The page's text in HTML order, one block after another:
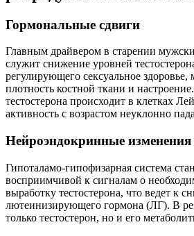
Гормональные сдвиги
Главным драйвером в старении
служит снижение уровней
регулирующего сексуальное
плотность костной ткани и
тестостерона происходит в клетках
активность с возрастом неуклонно
Нейроэндокринные изменения
Гипоталамо-гипофизарная система
восприимчивой к сигналам о
выработку тестостерона, что ведет к
лютеинизирующего гормона (ЛГ). В
только тестостерон, но и его